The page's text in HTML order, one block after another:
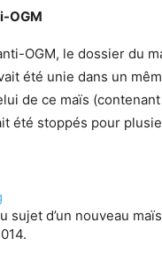
OGM
OGM, le dossier du
été unie dans un
de ce maïs
été stoppés pour
sujet d’un nouveau